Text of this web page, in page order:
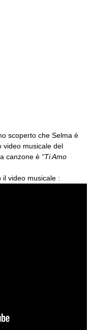
scoperto che Selma è
video musicale del
canzone è “Ti Amo
il video musicale :